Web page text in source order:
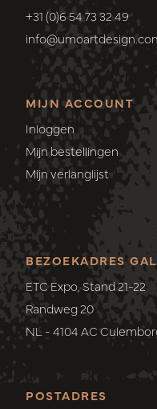
+31 (0)6 54 73 32 49
MIJN ACCOUNT
Inloggen
Mijn bestellingen
Mijn verlanglijst
POSTADRES
BEZOEKADRES
ETC Expo, Stand 21-22
Randweg 20
NL - 4104 AC